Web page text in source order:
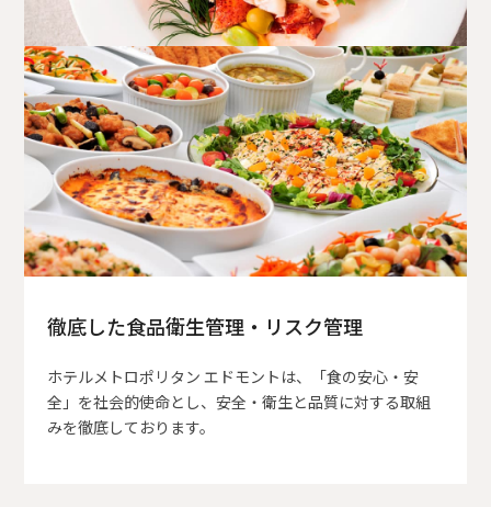
徹底した食品衛生管理・リスク管理
ホテルメトロポリタン エドモントは、「食の安心・安
全」を社会的使命とし、安全・衛生と品質に対する取組
みを徹底しております。